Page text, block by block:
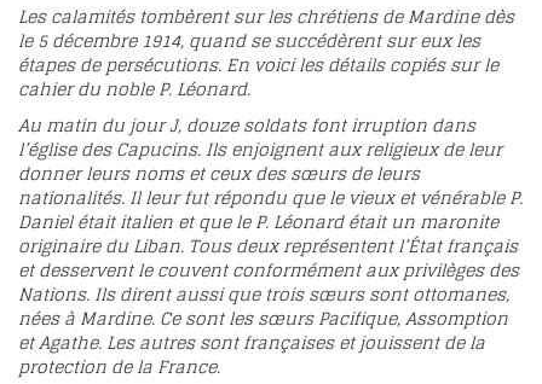
Les calamités tombèrent sur les chrétiens de Mardine dès
le 5 décembre 1914, quand se succédèrent sur eux les
étapes de persécutions. En voici les détails copiés sur le
cahier du noble P. Léonard.
Au matin du jour J, douze soldats font irruption dans
l’église des Capucins. Ils enjoignent aux religieux de leur
donner leurs noms et ceux des sœurs de leurs
nationalités. Il leur fut répondu que le vieux et vénérable P.
Daniel était italien et que le P. Léonard était un maronite
originaire du Liban. Tous deux représentent l’État français
et desservent le couvent conformément aux privilèges des
Nations. Ils dirent aussi que trois sœurs sont ottomanes,
nées à Mardine. Ce sont les sœurs Pacifique, Assomption
et Agathe. Les autres sont françaises et jouissent de la
protection de la France.